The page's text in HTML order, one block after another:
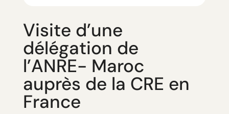
Visite d’une
délégation de
l’ANRE- Maroc
auprès de la CRE en
France